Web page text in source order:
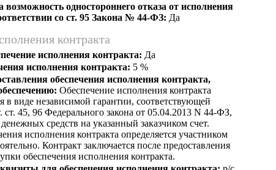
возможность одностороннего отказа от исполнения
со ст. 95 Закона № 44-ФЗ: Да
контракта
исполнения контракта: Да
исполнения контракта: 5 %
обеспечения исполнения контракта,
Обеспечение исполнения контракта
в виде независимой гарантии, соответствующей
ст. 45, 96 Федерального закона от 05.04.2013 N 44-ФЗ,
средств на указанный заказчиком счет.
исполнения контракта определяется участником
Контракт заключается после предоставления
обеспечения исполнения контракта.